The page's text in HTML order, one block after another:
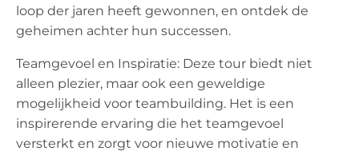
loop der jaren heeft gewonnen, en ontdek de
geheimen achter hun successen.
Teamgevoel en Inspiratie: Deze tour biedt niet
alleen plezier, maar ook een geweldige
mogelijkheid voor teambuilding. Het is een
inspirerende ervaring die het teamgevoel
versterkt en zorgt voor nieuwe motivatie en